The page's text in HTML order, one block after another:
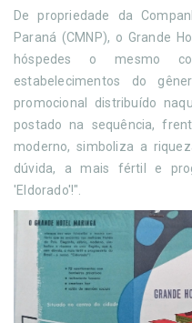
De propriedade da
Paraná (CMNP), o Grande
hóspedes o mesmo
estabelecimentos do
promocional distribuído
postado na sequência,
moderno, simboliza a
dúvida, a mais fértil e
'Eldorado'!".